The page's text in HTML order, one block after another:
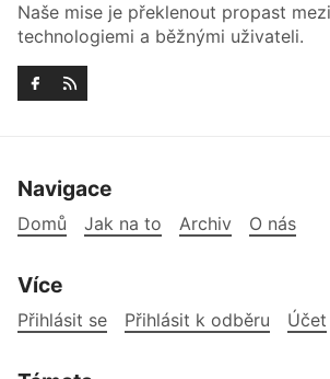
Naše mise je překlenout propast
technologiemi a běžnými uživateli.
Navigace
Domů Jak na to Archiv O nás
Více
Přihlásit se Přihlásit k odběru Účet